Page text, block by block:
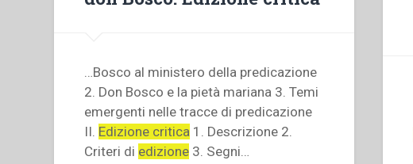
…Bosco al ministero della predicazione
2. Don Bosco e la pietà mariana 3. Temi
emergenti nelle tracce di predicazione
II. Edizione critica 1. Descrizione 2.
Criteri di edizione 3. Segni…